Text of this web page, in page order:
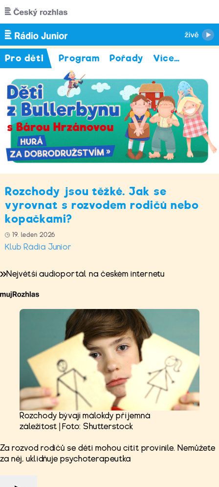
Přejít k hlavnímu obsahu
Pro děti Program Pořady Více…
Rozchody jsou těžké. Jak se
vyrovnat s rozvodem rodičů nebo
kopačkami?
19. leden 2026
Klub Rádia Junior
Největší audioportál na českém internetu
Rozchody bývají málokdy příjemná
záležitost | Foto: Shutterstock
Za rozvod rodičů se děti mohou cítit provinile. Nemůžete
za něj, uklidňuje psychoterapeutka